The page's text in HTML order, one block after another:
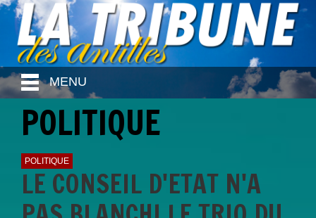
MENU
POLITIQUE
POLITIQUE
LE CONSEIL D'ETAT N'A